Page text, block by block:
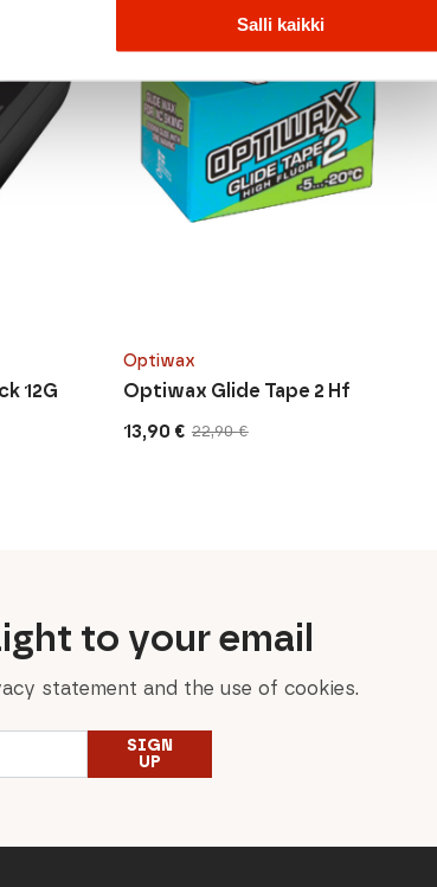
Salli kaikki
12G
Optiwax
22,90€
Original
13,90 €
Current
Optiwax Glide Tape 2 Hf
to your email
statement and the use of cookies.
SIGN
UP